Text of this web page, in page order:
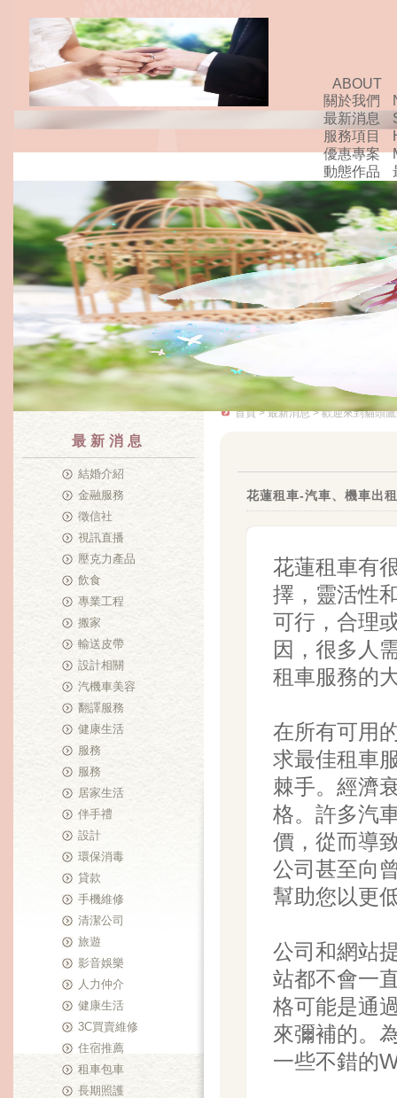
ABOUT
關於我們
最新消息
服務項目
優惠專案
動態作品
最新消息
結婚介紹
金融服務
徵信社
視訊直播
壓克力產品
飲食
專業工程
搬家
輸送皮帶
設計相關
汽機車美容
翻譯服務
健康生活
服務
服務
居家生活
伴手禮
設計
環保消毒
貸款
手機維修
清潔公司
旅遊
影音娛樂
人力仲介
健康生活
3C買賣維修
住宿推薦
租車包車
長期照護
首頁>最新消息> 歡迎來到貓頭
花蓮租車-汽車、機車出
花蓮租車有
擇，靈活性
可行，合理
因，很多人
租車服務的
在所有可用
求最佳租車
棘手。經濟
格。許多汽
價，從而導
公司甚至向
幫助您以更
公司和網站
站都不會一
格可能是通
來彌補的。
一些不錯的